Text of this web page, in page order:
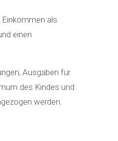
als
einen
Ausgaben für
des Kindes und
werden.